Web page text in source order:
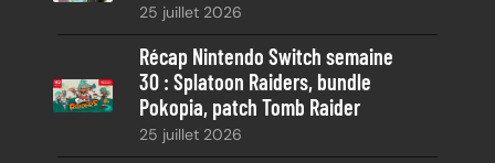
25 juillet 2026
Récap Nintendo Switch semaine
30 : Splatoon Raiders, bundle
Pokopia, patch Tomb Raider
25 juillet 2026